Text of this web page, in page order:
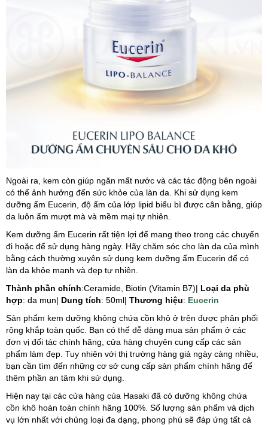
Ngoài ra, kem còn giúp ngăn mất nước và các tác động bên ngoài
có thể ảnh hưởng đến sức khỏe của làn da. Khi sử dụng kem
dưỡng ẩm Eucerin, độ ẩm của lớp lipid biểu bì được cân bằng, giúp
da luôn ẩm mượt mà và mềm mại tự nhiên.
Kem dưỡng ẩm Eucerin rất tiện lợi để mang theo trong các chuyến
đi hoặc để sử dụng hàng ngày. Hãy chăm sóc cho làn da của mình
bằng cách thường xuyên sử dụng kem dưỡng ẩm Eucerin để có
làn da khỏe mạnh và đẹp tự nhiên.
Thành phần chính:Ceramide, Biotin (Vitamin B7)| Loại da phù
hợp: da mụn| Dung tích: 50ml| Thương hiệu: Eucerin
Sản phẩm kem dưỡng không chứa cồn khô ở trên được phân phối
rộng khắp toàn quốc. Bạn có thể dễ dàng mua sản phẩm ở các
đơn vị đối tác chính hãng, cửa hàng chuyên cung cấp các sản
phẩm làm đẹp. Tuy nhiên với thị trường hàng giả ngày càng nhiều,
bạn cần tìm đến những cơ sở cung cấp sản phẩm chính hãng để
thêm phần an tâm khi sử dụng.
Hiện nay tại các cửa hàng của Hasaki đã có dưỡng không chứa
cồn khô hoàn toàn chính hãng 100%. Số lượng sản phẩm và dịch
vụ lớn nhất với chủng loại đa dạng, phong phú sẽ đáp ứng tất cả